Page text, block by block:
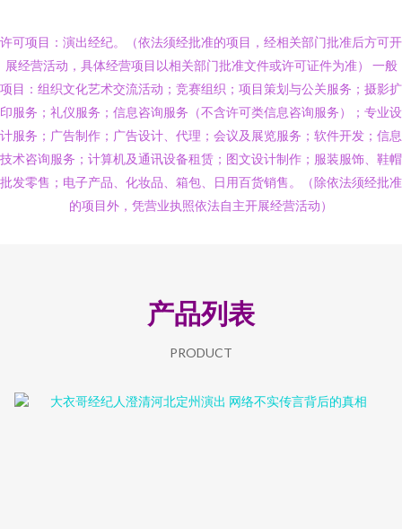
许可项目：演出经纪。（依法须经批准的项目，经相关部门批准后方可开
展经营活动，具体经营项目以相关部门批准文件或许可证件为准） 一般
项目：组织文化艺术交流活动；竞赛组织；项目策划与公关服务；摄影扩
印服务；礼仪服务；信息咨询服务（不含许可类信息咨询服务）；专业设
计服务；广告制作；广告设计、代理；会议及展览服务；软件开发；信息
技术咨询服务；计算机及通讯设备租赁；图文设计制作；服装服饰、鞋帽
批发零售；电子产品、化妆品、箱包、日用百货销售。（除依法须经批准
的项目外，凭营业执照依法自主开展经营活动）
产品列表
PRODUCT